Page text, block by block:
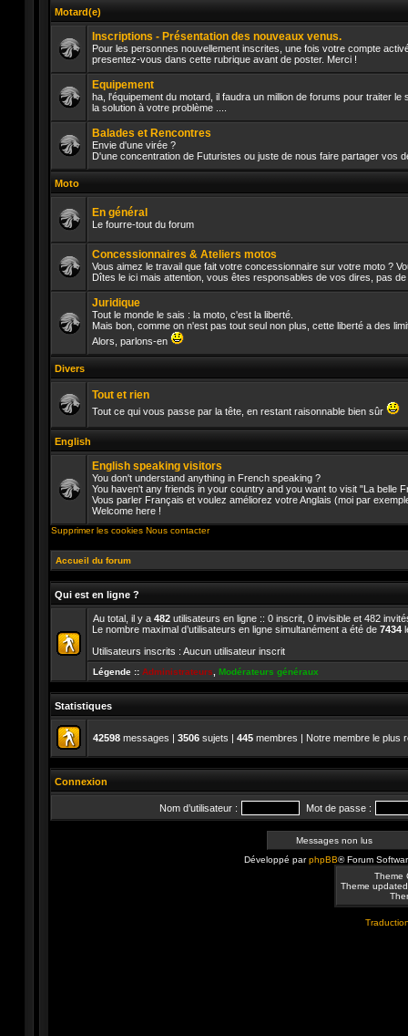
lu
Motard(e)
Aucun
message
non
Inscriptions - Présentation des nouveaux venus.
Pour les personnes nouvellement inscrites, une fois votre compte
presentez-vous dans cette rubrique avant de poster. Merci !
Aucun
message
non
Equipement
ha, l'équipement du motard, il faudra un million de forums pour traiter le
la solution à votre problème ....
Aucun
message
lu
Balades et Rencontres
Envie d'une virée ?
D'une concentration de Futuristes ou juste de nous faire partager vos
Moto
message
non
En général
Le fourre-tout du forum
Aucun
message
non
Concessionnaires & Ateliers motos
Vous aimez le travail que fait votre concessionnaire sur votre moto ?
Dîtes le ici mais attention, vous êtes responsables de vos dires, pas
Aucun
lu
Juridique
Tout le monde le sais : la moto, c'est la liberté.
Mais bon, comme on n'est pas tout seul non plus, cette liberté a des
Alors, parlons-en
Divers
message
non
lu
Tout et rien
Tout ce qui vous passe par la tête, en restant raisonnable bien sûr
English
Aucun
message
non
lu
English speaking visitors
You don't understand anything in French speaking ?
You haven't any friends in your country and you want to visit "La belle
Vous parler Français et voulez améliorez votre Anglais (moi par
Welcome here !
Supprimer les cookies Nous contacter
Accueil du forum
Qui est en ligne ?
Au total, il y a 482 utilisateurs en ligne :: 0 inscrit, 0 invisible et 482
Le nombre maximal d’utilisateurs en ligne simultanément a été de 7434
Utilisateurs inscrits : Aucun utilisateur inscrit
Légende :: Administrateurs Modérateurs généraux
Statistiques
42598 messages | 3506 sujets | 445 membres | Notre membre le plus
Connexion
Nom d’utilisateur : Mot de passe :
Messages non lus
Développé parphpBB® Forum
Theme
Theme